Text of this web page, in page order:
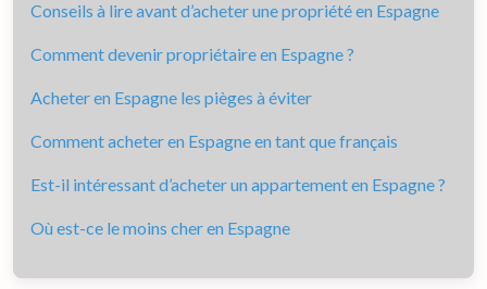
Conseils à lire avant d’acheter une propriété en Espagne
Comment devenir propriétaire en Espagne ?
Acheter en Espagne les pièges à éviter
Comment acheter en Espagne en tant que français
Est-il intéressant d’acheter un appartement en Espagne ?
Où est-ce le moins cher en Espagne